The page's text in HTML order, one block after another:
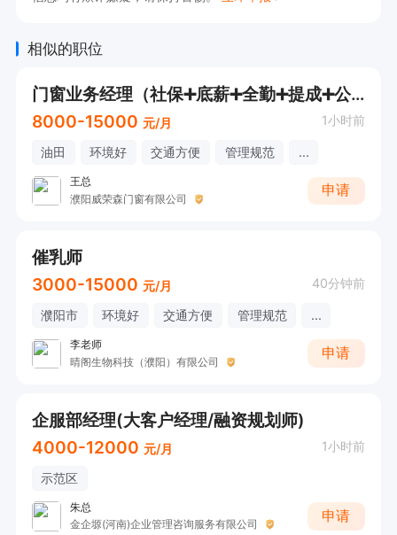
经验，形象良好，就有机会成为我们团队的一员，
相似的职位
门窗业务经理（社保➕底薪➕全勤➕提成➕公休➕节日福利）
8000-15000 元/月 1小时前
油田 环境好 交通方便 管理规范 ...
王总
濮阳威荣森门窗有限公司
申请
催乳师
3000-15000 元/月 40分钟前
濮阳市 环境好 交通方便 管理规范 ...
李老师
晴阁生物科技（濮阳）有限公司
申请
企服部经理(大客户经理/融资规划师)
4000-12000 元/月 1小时前
示范区
朱总
金企塬(河南)企业管理咨询服务有限公司
申请